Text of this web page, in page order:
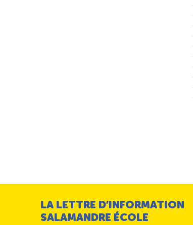
LA LETTRE D’INFORMATION
SALAMANDRE ÉCOLE